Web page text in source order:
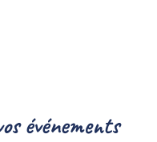
événements